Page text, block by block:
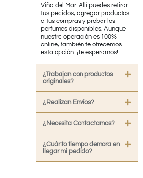
Viña del Mar. Allí puedes retirar
tus pedidos, agregar productos
a tus compras y probar los
perfumes disponibles. Aunque
nuestra operación es 100%
online, también te ofrecemos
esta opción. ¡Te esperamos!
¿Trabajan con productos
originales?
¿Realizan Envíos?
¿Necesita Contactarnos?
¿Cuánto tiempo demora en
llegar mi pedido?